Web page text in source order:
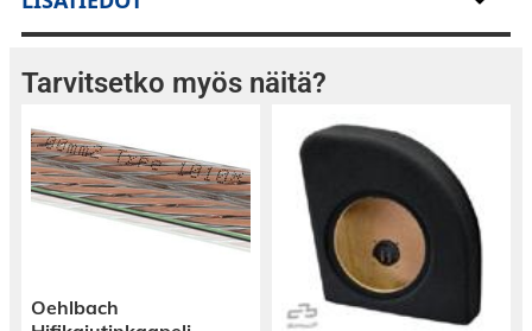
Tarvitsetko myös näitä?
Oehlbach